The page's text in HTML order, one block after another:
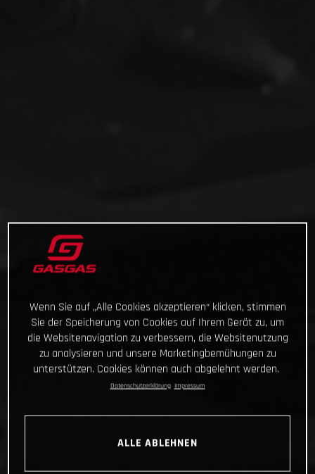
Wenn Sie auf „Alle Cookies akzeptieren“ klicken, stimmen
Sie der Speicherung von Cookies auf Ihrem Gerät zu, um
die Websitenavigation zu verbessern, die Websitenutzung
zu analysieren und unsere Marketingbemühungen zu
unterstützen. Cookies können auch abgelehnt werden.
Datenschutzerklärung Impressum
ALLE ABLEHNEN